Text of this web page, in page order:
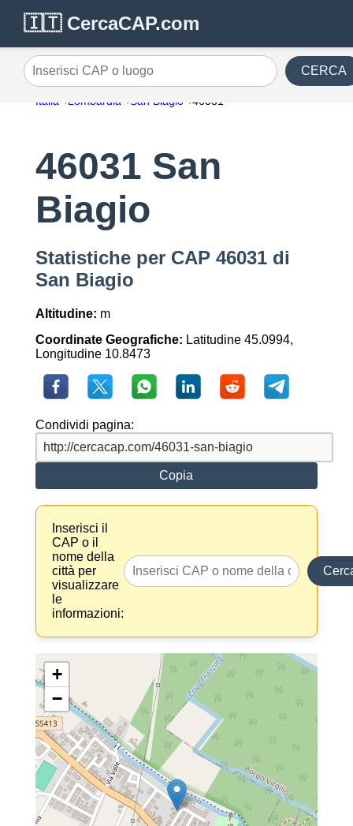
🇮🇹 CercaCAP.com
Inserisci CAP o luogo CERCA
Italia Lombardia San Biagio 46031
46031 San
Biagio
Statistiche per CAP 46031 di
San Biagio
Altitudine: m
Coordinate Geografiche: Latitudine 45.0994,
Longitudine 10.8473
Condividi pagina:
Copia
Inserisci il
CAP o il
nome della
città per
visualizzare
le
informazioni:
+
−